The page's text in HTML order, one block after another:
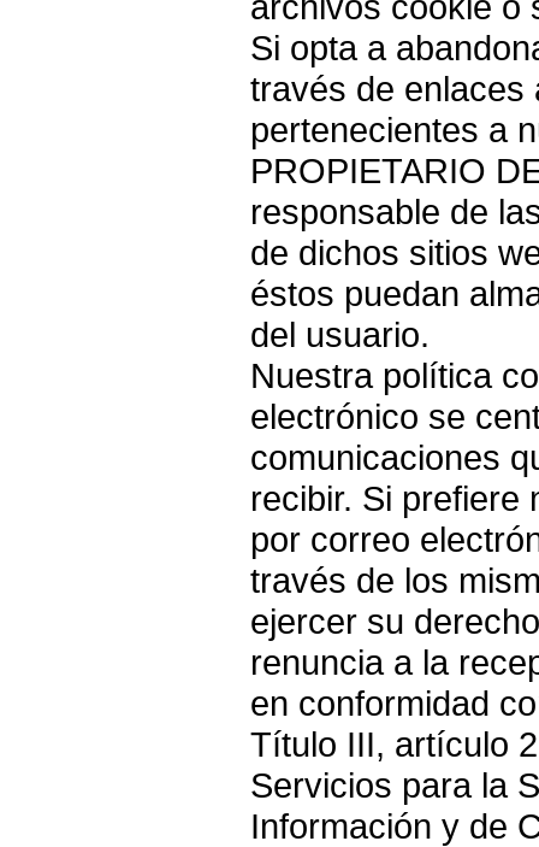
Si opta a
través de enlaces
pertenecientes a
PROPIETARIO
responsable de
de dichos sitios
éstos puedan
del usuario.
Nuestra política
electrónico se
comunicaciones
recibir. Si prefiere
por correo
través de los
ejercer su
renuncia a la
en conformidad
Título III, artículo
Servicios para la
Información y de